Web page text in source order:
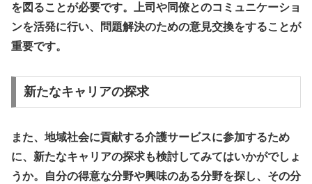
を図ることが必要です。上司や同僚とのコミュニケーショ
ンを活発に行い、問題解決のための意見交換をすることが
重要です。
新たなキャリアの探求
また、地域社会に貢献する介護サービスに参加するため
に、新たなキャリアの探求も検討してみてはいかがでしょ
うか。自分の得意な分野や興味のある分野を探し、その分